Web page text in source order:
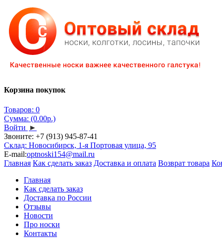
Корзина покупок
Товаров: 0
Сумма: (0.00р.)
Войти ►
Звоните: +7 (913) 945-87-41
Склад: Новосибирск, 1-я Портовая улица, 95
E-mail:optnoski154@mail.ru
Главная Как сделать заказ Доставка и оплата Возврат товара
Главная
Как сделать заказ
Доставка по России
Отзывы
Новости
Про носки
Контакты